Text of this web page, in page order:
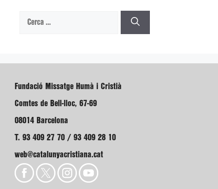
Cerca:
Fundació Missatge Humà i Cristià
Comtes de Bell-lloc, 67-69
08014 Barcelona
T. 93 409 27 70 / 93 409 28 10
web@catalunyacristiana.cat